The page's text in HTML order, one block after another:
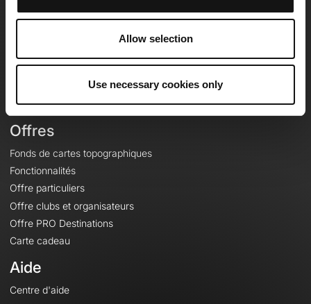
Allow selection
Use necessary cookies only
OpenRunner
À propos
Le Mag'
Offres
Fonds de cartes topographiques
Fonctionnalités
Offre particuliers
Offre clubs et organisateurs
Offre PRO Destinations
Carte cadeau
Aide
Centre d'aide